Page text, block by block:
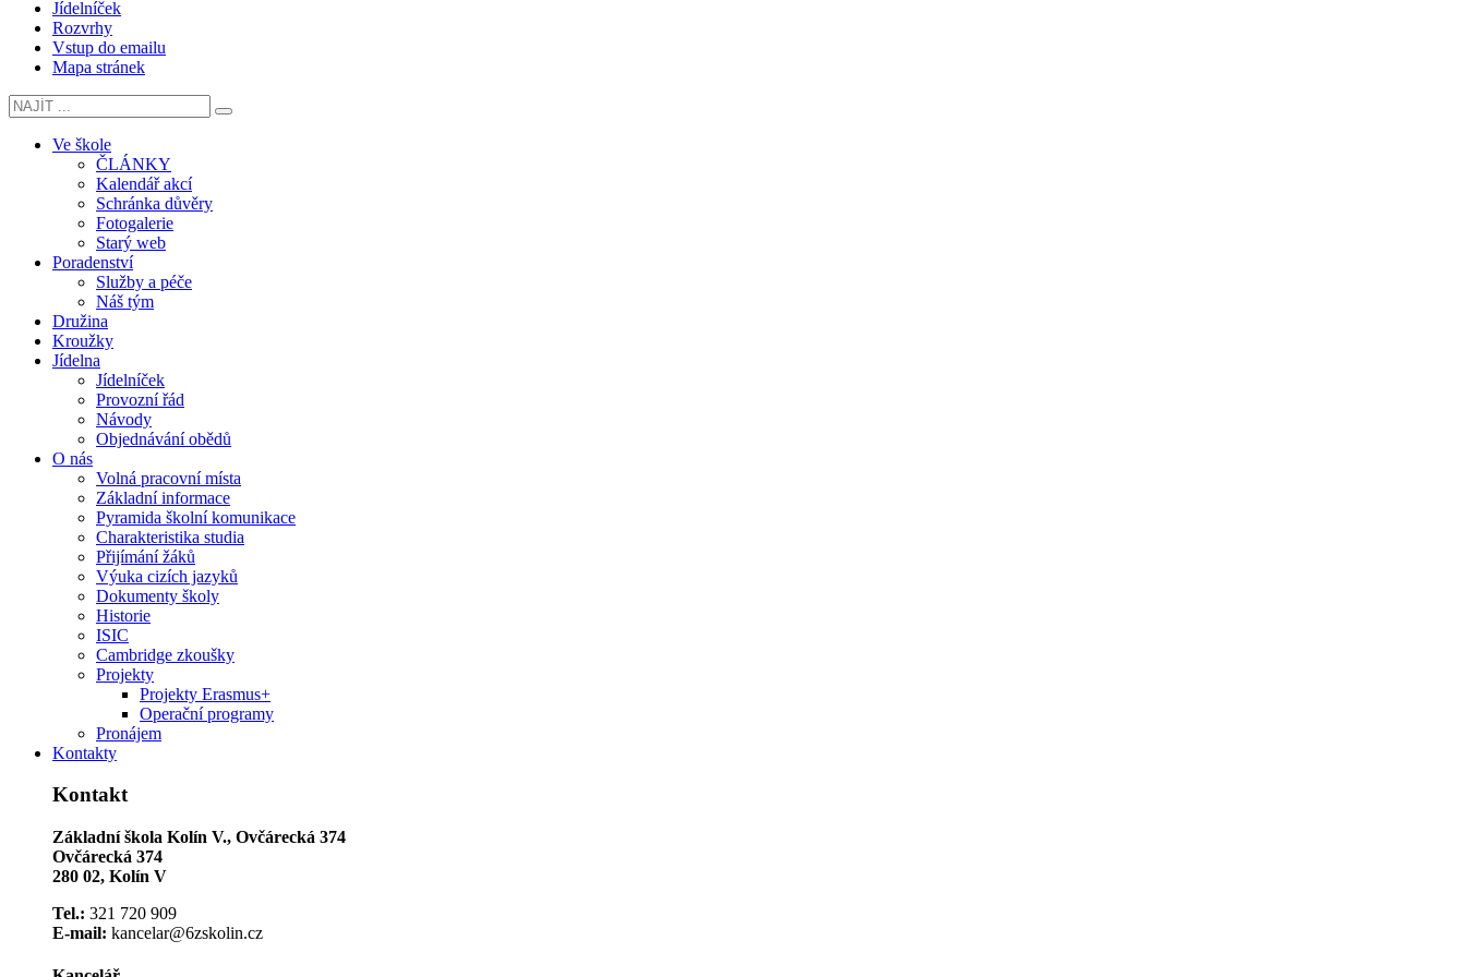
Jídelníček
Rozvrhy
Vstup do emailu
Mapa stránek
Ve škole
ČLÁNKY
Kalendář akcí
Schránka důvěry
Fotogalerie
Starý web
Poradenství
Služby a péče
Náš tým
Družina
Kroužky
Jídelna
Jídelníček
Provozní řád
Návody
Objednávání obědů
O nás
Volná pracovní místa
Základní informace
Pyramida školní komunikace
Charakteristika studia
Přijímání žáků
Výuka cizích jazyků
Dokumenty školy
Historie
ISIC
Cambridge zkoušky
Projekty
Projekty Erasmus+
Operační programy
Pronájem
Kontakty
Kontakt
Základní škola Kolín V., Ovčárecká 374
Ovčárecká 374
280 02, Kolín V
Tel.: 321 720 909
E-mail: kancelar@6zskolin.cz